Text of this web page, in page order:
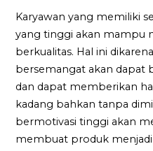
Karyawan yang memiliki
yang tinggi akan mampu
berkualitas. Hal ini
bersemangat akan dapat
dan dapat memberikan
kadang bahkan tanpa
bermotivasi tinggi akan
membuat produk